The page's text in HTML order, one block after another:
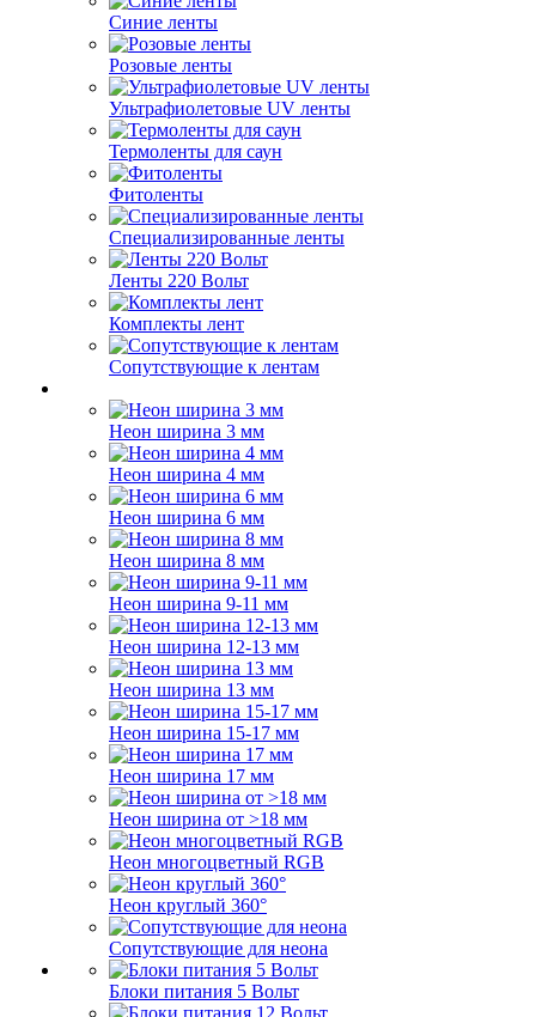
Синие ленты
Розовые ленты
Ультрафиолетовые UV ленты
Термоленты для саун
Фитоленты
Специализированные ленты
Ленты 220 Вольт
Комплекты лент
Сопутствующие к лентам
Неон ширина 3 мм
Неон ширина 4 мм
Неон ширина 6 мм
Неон ширина 8 мм
Неон ширина 9-11 мм
Неон ширина 12-13 мм
Неон ширина 13 мм
Неон ширина 15-17 мм
Неон ширина 17 мм
Неон ширина от >18 мм
Неон многоцветный RGB
Неон круглый 360°
Сопутствующие для неона
Блоки питания 5 Вольт